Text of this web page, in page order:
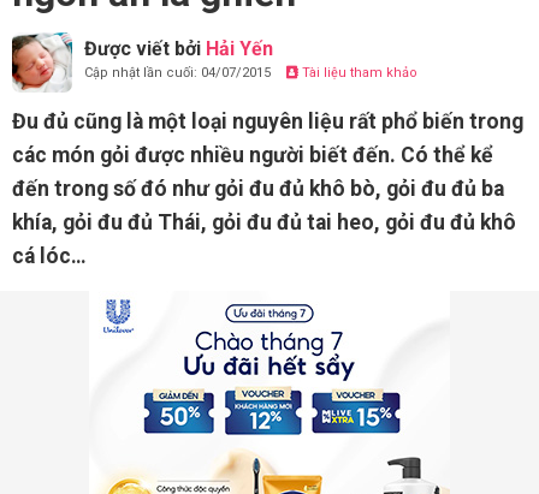
Được viết bởi Hải Yến
Cập nhật lần cuối: 04/07/2015 Tài liệu tham khảo
Đu đủ cũng là một loại nguyên liệu rất phổ biến trong
các món gỏi được nhiều người biết đến. Có thể kể
đến trong số đó như gỏi đu đủ khô bò, gỏi đu đủ ba
khía, gỏi đu đủ Thái, gỏi đu đủ tai heo, gỏi đu đủ khô
cá lóc…